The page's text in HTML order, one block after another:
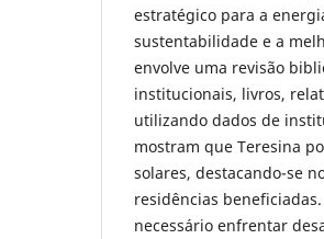
estratégico para a
sustentabilidade e a
envolve uma revisão
institucionais, livros,
utilizando dados de
mostram que Teresina
solares, destacando-se
residências
necessário enfrentar